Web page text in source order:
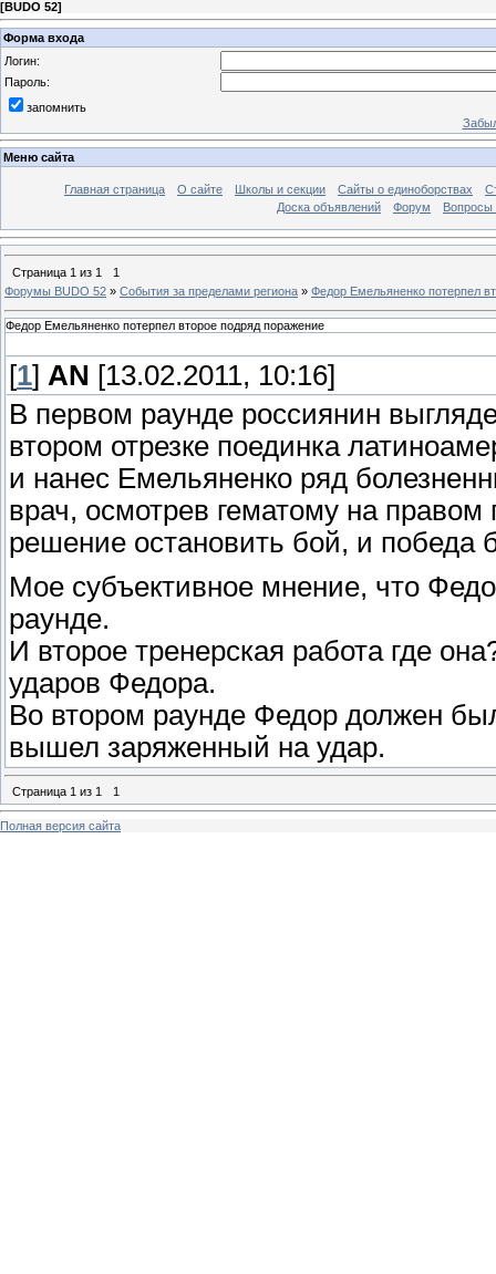
[BUDO 52]
Форма входа
Логин:
Пароль:
запомнить
Меню сайта
Главная страница О сайте Школы и секции Сайты о единоборствах
Доска объявлений
Форум Вопросы
Страница 1 из 1
1
Форумы BUDO 52 » События за пределами региона » Федор Емельяненко потерпел
Федор Емельяненко потерпел второе подряд поражение
[1] AN [13.02.2011, 10:16]
В первом раунде россиянин
втором отрезке поединка
и нанес Емельяненко ряд
врач, осмотрев гематому на
решение остановить бой, и победа
Мое субъективное мнение, что
раунде.
И второе тренерская работа где
ударов Федора.
Во втором раунде Федор должен
вышел заряженный на удар.
Страница 1 из 1 1
Полная версия сайта